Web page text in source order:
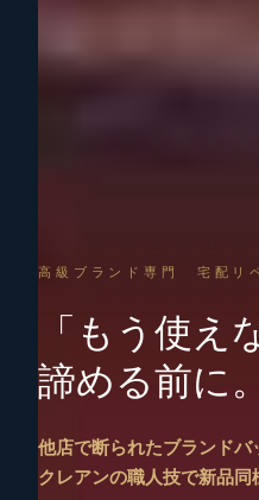
高級ブランド専門 宅配リ
「もう使え
諦める前に。
他店で断られたブランドバ
クレアンの職人技で新品同